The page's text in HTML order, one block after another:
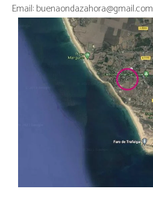
Email: buenaondazahora@gmail.com